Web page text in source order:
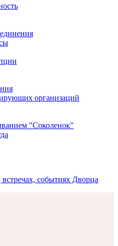
организаций
"Соколенок"
событиях Дворца